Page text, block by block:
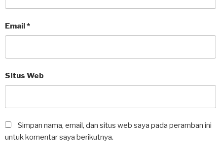
Email*
Situs Web
Simpan nama, email, dan situs web saya pada peramban ini
untuk komentar saya berikutnya.